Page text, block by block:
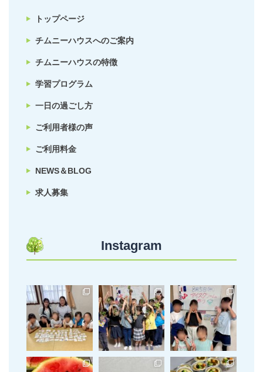
トップページ
チムニーハウスへのご案内
チムニーハウスの特徴
学習プログラム
一日の過ごし方
ご利用者様の声
ご利用料金
NEWS＆BLOG
求人募集
Instagram